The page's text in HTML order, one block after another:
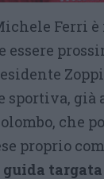
Ferri è
essere
sportiva,
che
proprio
guida